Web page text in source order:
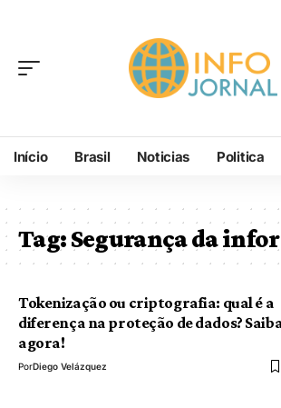
Início Brasil Noticias Politica
Tag:Segurança da
Tokenização ou criptografia: qual é a
diferença na proteção de dados?
agora!
PorDiego Velázquez